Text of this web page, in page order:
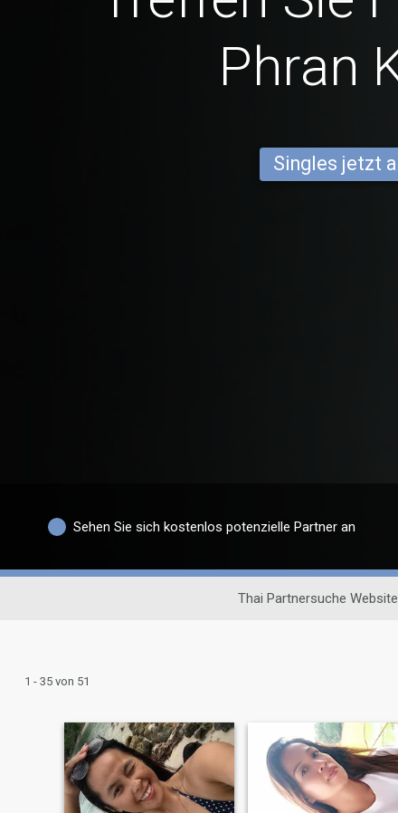
Phran
Singles jetzt
Sehen Sie sich kostenlos potenzielle Partner an
Thai Partnersuche Website
1 - 35 von 51